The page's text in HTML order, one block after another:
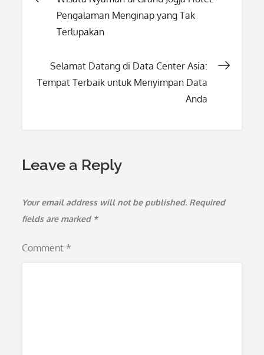
navigation
Pengalaman Menginap yang Tak
Terlupakan
Selamat Datang di Data Center Asia:
Tempat Terbaik untuk Menyimpan Data
Anda
Leave a Reply
Your email address will not be published. Required
fields are marked *
Comment *